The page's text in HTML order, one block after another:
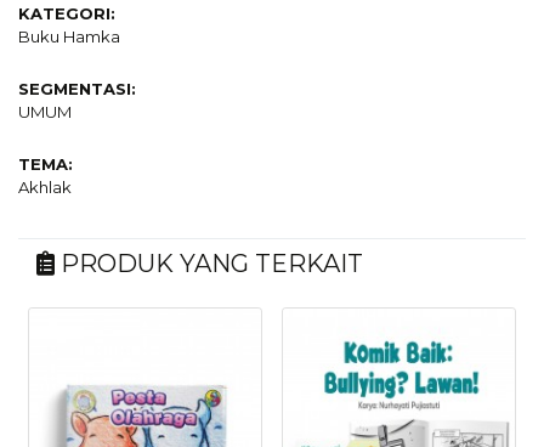
KATEGORI:
Buku Hamka
SEGMENTASI:
UMUM
TEMA:
Akhlak
PRODUK YANG TERKAIT